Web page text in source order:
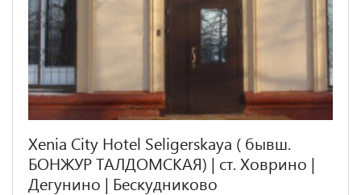
Xenia City Hotel Seligerskaya ( бывш.
БОНЖУР ТАЛДОМСКАЯ) | ст. Ховрино |
Дегунино | Бескудниково